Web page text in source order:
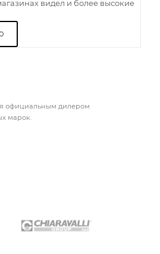
видел и более высокие
официальным дилером
марок.